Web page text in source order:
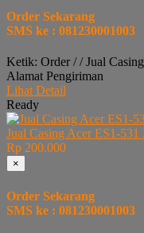
Order Sekarang
SMS ke : 081230001003
Ketik: Order / / Jual
Alamat Pengiriman
Lihat Detail
Ready
Jual Casing Acer ES1-531
Rp 200.000
×
Order Sekarang
SMS ke : 081230001003